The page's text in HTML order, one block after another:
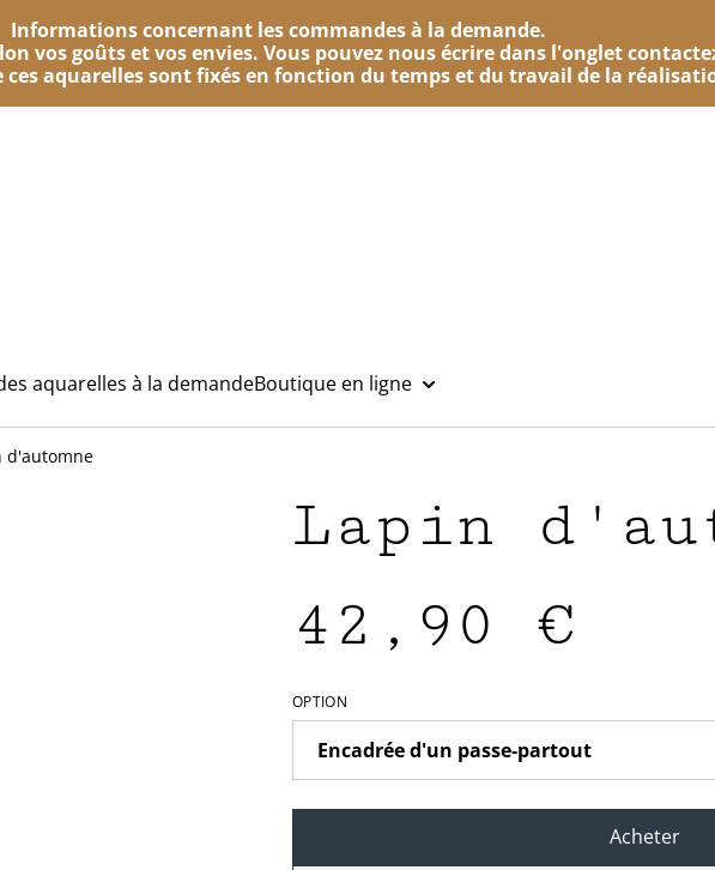
Informations concernant les commandes à la demande.
vos goûts et vos envies. Vous pouvez nous écrire dans l'onglet
ces aquarelles sont fixés en fonction du temps et du travail de la
aquarelles à la demandeBoutique en ligne
d'automne
Lapin
42,90 €
OPTION
Acheter